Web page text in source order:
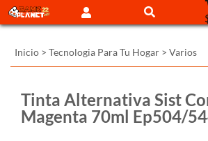
Inicio > Tecnologia Para Tu Hogar > Varios
Tinta Alternativa Sist
Magenta 70ml Ep504/